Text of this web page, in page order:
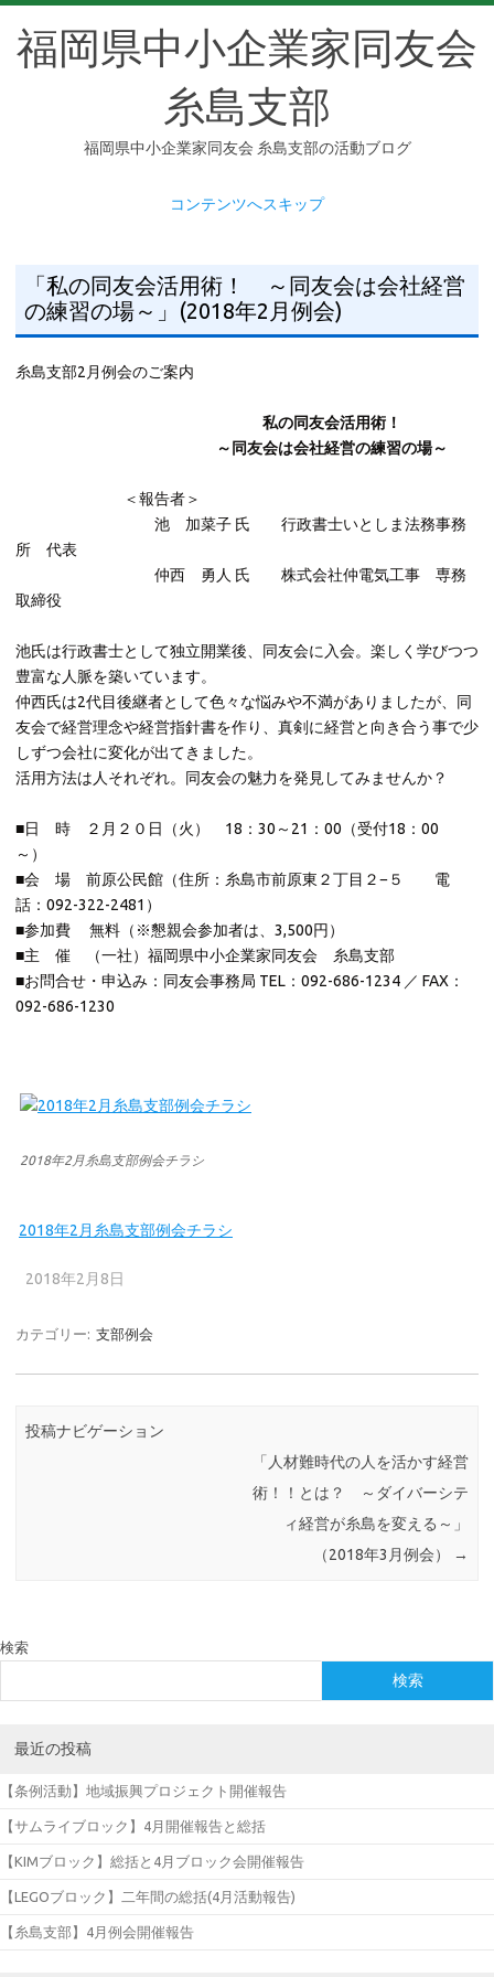
福岡県中小企業家同友会
糸島支部
福岡県中小企業家同友会 糸島支部の活動ブログ
コンテンツへスキップ
「私の同友会活用術！ ～同友会は会社経営
の練習の場～」(2018年2月例会)
糸島支部2月例会のご案内
私の同友会活用術！
～同友会は会社経営の練習の場～
＜報告者＞
池 加菜子 氏 行政書士いとしま法務事務
所 代表
仲西 勇人 氏 株式会社仲電気工事 専務
取締役
池氏は行政書士として独立開業後、同友会に入会。楽しく学びつつ
豊富な人脈を築いています。
仲西氏は2代目後継者として色々な悩みや不満がありましたが、同
友会で経営理念や経営指針書を作り、 真剣に経営と向き合う事で少
しずつ会社に変化が出てきました。
活用方法は人それぞれ。同友会の魅力を発見してみませんか？
■日 時 ２月２０日（火） 18：30～21：00（受付18：00
～）
■会 場 前原公民館（住所：糸島市前原東２丁目２−５ 電
話：092-322-2481）
■参加費 無料（※懇親会参加者は、3,500円）
■主 催 （一社）福岡県中小企業家同友会 糸島支部
■お問合せ・申込み：同友会事務局 TEL：092-686-1234 ／ FAX：
092-686-1230
2018年2月糸島支部例会チラシ
2018年2月糸島支部例会チラシ
2018年2月8日
カテゴリー: 支部例会
投稿ナビゲーション
「人材難時代の人を活かす経営
術！！とは？ ～ダイバーシテ
ィ経営が糸島を変える～」
（2018年3月例会）
→
検索
検索
最近の投稿
【条例活動】地域振興プロジェクト開催報告
【サムライブロック】4月開催報告と総括
【KIMブロック】総括と4月ブロック会開催報告
【LEGOブロック】二年間の総括(4月活動報告)
【糸島支部】4月例会開催報告